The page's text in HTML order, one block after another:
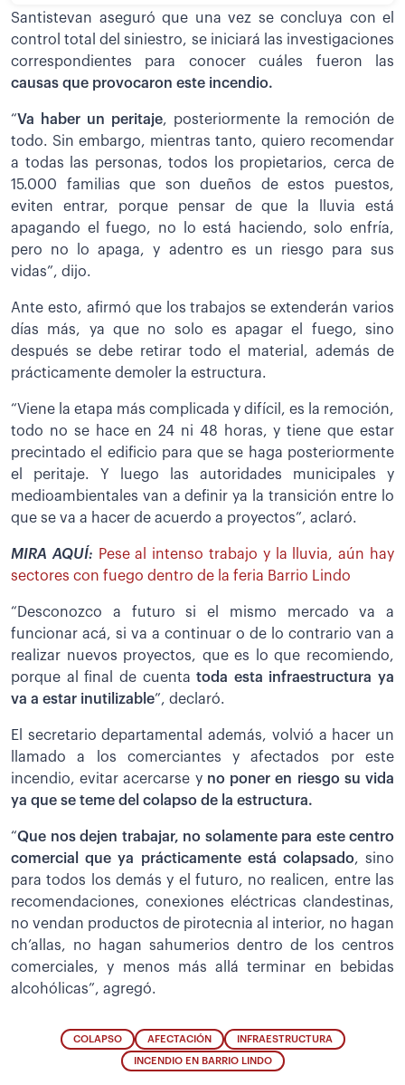
Santistevan aseguró que una vez se concluya con el
control total del siniestro, se iniciará las investigaciones
correspondientes para conocer cuáles fueron las
causas que provocaron este incendio.
“Va haber un peritaje, posteriormente la remoción de
todo. Sin embargo, mientras tanto, quiero recomendar
a todas las personas, todos los propietarios, cerca de
15.000 familias que son dueños de estos puestos,
eviten entrar, porque pensar de que la lluvia está
apagando el fuego, no lo está haciendo, solo enfría,
pero no lo apaga, y adentro es un riesgo para sus
vidas”, dijo.
Ante esto, afirmó que los trabajos se extenderán varios
días más, ya que no solo es apagar el fuego, sino
después se debe retirar todo el material, además de
prácticamente demoler la estructura.
“Viene la etapa más complicada y difícil, es la remoción,
todo no se hace en 24 ni 48 horas, y tiene que estar
precintado el edificio para que se haga posteriormente
el peritaje. Y luego las autoridades municipales y
medioambientales van a definir ya la transición entre lo
que se va a hacer de acuerdo a proyectos”, aclaró.
MIRA AQUÍ: Pese al intenso trabajo y la lluvia, aún hay
sectores con fuego dentro de la feria Barrio Lindo
“Desconozco a futuro si el mismo mercado va a
funcionar acá, si va a continuar o de lo contrario van a
realizar nuevos proyectos, que es lo que recomiendo,
porque al final de cuentatoda esta infraestructura ya
va a estar inutilizable”, declaró.
El secretario departamental además, volvió a hacer un
llamado a los comerciantes y afectados por este
incendio, evitar acercarse y no poner en riesgo su vida
ya que se teme del colapso de la estructura.
“Que nos dejen trabajar, no solamente para este centro
comercial que ya prácticamente está colapsado, sino
para todos los demás y el futuro, no realicen, entre las
recomendaciones, conexiones eléctricas clandestinas,
no vendan productos de pirotecnia al interior, no hagan
ch’allas, no hagan sahumerios dentro de los centros
comerciales, y menos más allá terminar en bebidas
alcohólicas”, agregó.
COLAPSO AFECTACIÓN INFRAESTRUCTURA
INCENDIO EN BARRIO LINDO